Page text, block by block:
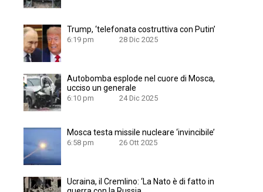
Trump, ‘telefonata costruttiva con Putin’
6:19 pm 28 Dic 2025
Autobomba esplode nel cuore di Mosca,
ucciso un generale
6:10 pm 24 Dic 2025
Mosca testa missile nucleare ‘invincibile’
6:58 pm 26 Ott 2025
Ucraina, il Cremlino: ‘La Nato è di fatto in